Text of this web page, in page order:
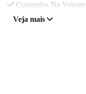
Comandos No Volante
Veja mais